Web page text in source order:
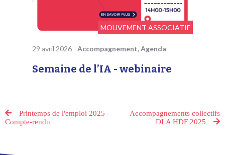
MOUVEMENT ASSOCIATIF
29 avril 2026 - Accompagnement, Agenda
Semaine de l’IA - webinaire
Printemps de l'emploi 2025 -
Compte-rendu
Accompagnements collectifs
DLA HDF 2025